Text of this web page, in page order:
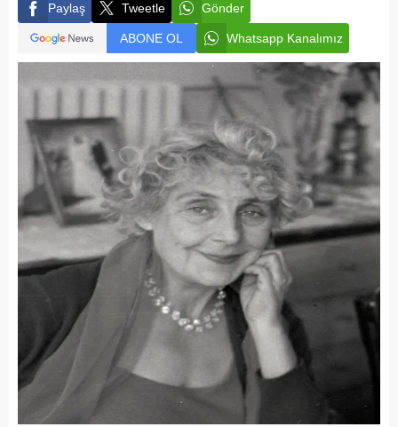
Paylaş Tweetle Gönder
ABONE OL Whatsapp Kanalımız